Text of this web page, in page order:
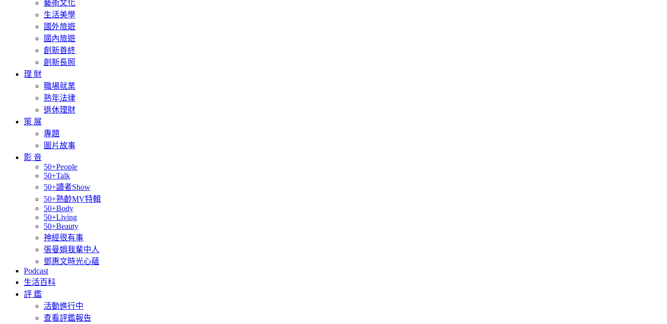
藝術文化
生活美學
國外旅遊
國內旅遊
創新善終
創新長照
理 財
職場就業
熟年法律
退休理財
策 展
專題
圖片故事
影 音
50+People
50+Talk
50+讀者Show
50+熟齡MV特輯
50+Body
50+Living
50+Beauty
神經很有事
張曼娟我輩中人
鄧惠文時光心蘊
Podcast
生活百科
評 鑑
活動進行中
查看評鑑報告